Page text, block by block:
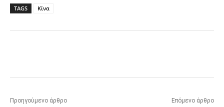
TAGS Κίνα
Προηγούμενο άρθρο Επόμενο άρθρο